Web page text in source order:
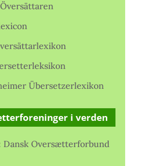
Übersetzerlexikon
i verden
Dansk Oversætterforbund